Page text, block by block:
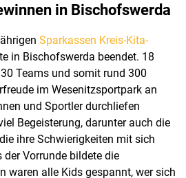
in Bischofswerda
Sparkassen Kreis-Kita-
in Bischofswerda beendet. 18
Teams und somit rund 300
im Wesenitzsportpark an
und Sportler durchliefen
Begeisterung, darunter auch die
ihre Schwierigkeiten mit sich
Vorrunde bildete die
waren alle Kids gespannt, wer sich